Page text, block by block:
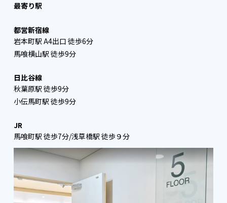
最寄り駅
都営新宿線
岩本町駅 A4出口 徒歩6分
馬喰横山駅 徒歩9分
日比谷線
秋葉原駅 徒歩9分
小伝馬町駅 徒歩9分
JR
馬喰町駅 徒歩7分/浅草橋駅 徒歩９分